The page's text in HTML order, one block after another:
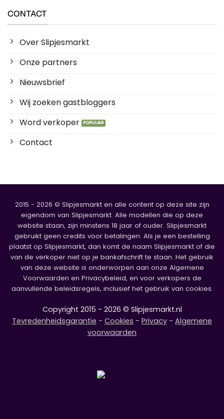
CONTACT
Over Slipjesmarkt
Onze partners
Nieuwsbrief
Wij zoeken gastbloggers
Word verkoper
Contact
2015 - 2026 © Slipjesmarkt en alle content op deze site zijn
eigendom van Slipjesmarkt. Alle modellen die op deze
website staan, zijn minstens 18 jaar of ouder. Slipjesmarkt
gebruikt geen credits voor betalingen. Als je een bestelling
plaatst op Slipjesmarkt, dan komt de naam Slipjesmarkt of die
van de verkoper niet op je bankafschrift te staan. Het gebruik
van deze website is onderworpen aan onze Algemene
Voorwaarden en Privacybeleid, en voor verkopers de
aanvullende beleidsregels, inclusief het gebruik van cookies.
Copyright 2015 - 2026 © Slipjesmarkt.nl
Tevredenheidsgarantie - Cookies - Privacy - Algemene
voorwaarden